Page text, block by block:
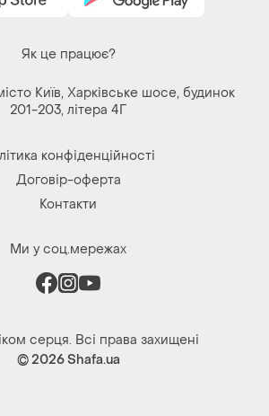
Як це працює?
Київ, Харківське шосе, будинок
201-203, літера 4Г
конфіденційності
Договір-оферта
Контакти
Ми у соц.мережах
серця. Всі права захищені
© 2026Shafa.ua